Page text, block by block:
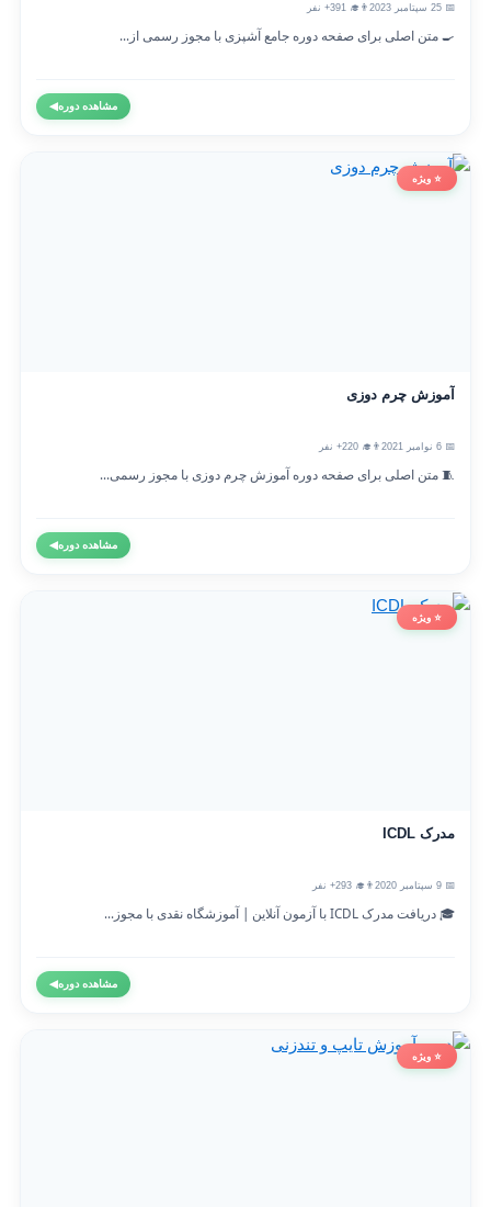
👨‍🎓 391+ نفر
🍳 متن اصلی برای صفحه دوره جامع آشپزی با مجوز رسمی از...
مشاهده دوره◀
⭐ ویژه
آموزش چرم دوزی
👨‍🎓 220+ نفر
🧵 متن اصلی برای صفحه دوره آموزش چرم دوزی با مجوز رسمی...
مشاهده دوره◀
⭐ ویژه
مدرک ICDL
👨‍🎓 293+ نفر
🎓 دریافت مدرک ICDL با آزمون آنلاین | آموزشگاه نقدی با مجوز...
مشاهده دوره◀
⭐ ویژه